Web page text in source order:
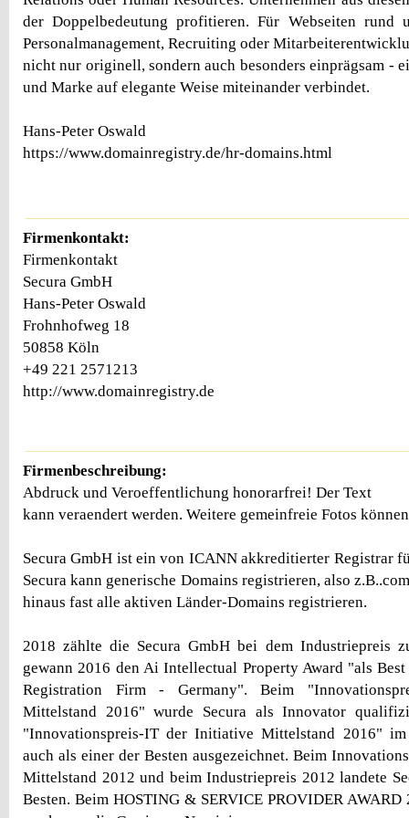
der Doppelbedeutung profitieren. Für Webseiten rund
Personalmanagement, Recruiting oder
nicht nur originell, sondern auch besonders einprägsam -
und Marke auf elegante Weise miteinander verbindet.
Hans-Peter Oswald
https://www.domainregistry.de/hr-domains.html
Firmenkontakt:
Firmenkontakt
Secura GmbH
Hans-Peter Oswald
Frohnhofweg 18
50858 Köln
+49 221 2571213
http://www.domainregistry.de
Firmenbeschreibung:
Abdruck und Veroeffentlichung honorarfrei! Der Text
kann veraendert werden. Weitere gemeinfreie Fotos
Secura GmbH ist ein von ICANN akkreditierter Registrar
Secura kann generische Domains registrieren, also
hinaus fast alle aktiven Länder-Domains registrieren.
2018 zählte die Secura GmbH bei dem Industriepreis
gewann 2016 den Ai Intellectual Property Award "als
Registration Firm - Germany". Beim
Mittelstand 2016" wurde Secura als Innovator
"Innovationspreis-IT der Initiative Mittelstand 2016" im
auch als einer der Besten ausgezeichnet. Beim
Mittelstand 2012 und beim Industriepreis 2012 landete
Besten. Beim HOSTING & SERVICE PROVIDER